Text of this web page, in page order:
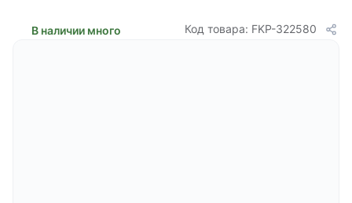
В наличии много Код товара: FKP-322580